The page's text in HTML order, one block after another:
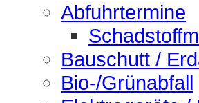
Abfuhrtermine
Bauschutt /
Bio-/Grünabfall